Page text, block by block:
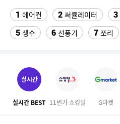
1 에어컨 2 써큘레이터 3
5 생수 6 선풍기 7 쪼리
12 토마토
15 발한억제제
18 쿠쿠 전기압력밥솥 110v
실시간
실시간 BEST 11번가 쇼킹딜 G마켓